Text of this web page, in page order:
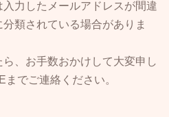
力したメールアドレスが間違
類されている場合がありま
、お手数おかけして大変申し
でご連絡ください。